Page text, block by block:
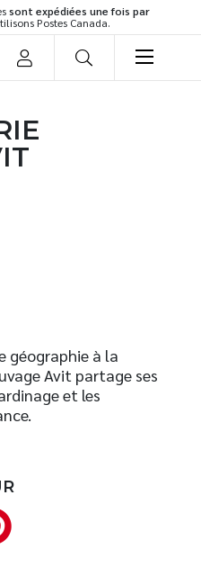
sont expédiées une fois par
Postes Canada.
géographie à la
Avit partage ses
et les